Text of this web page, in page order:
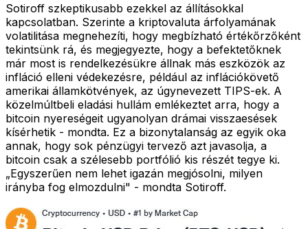
Sotiroff szkeptikusabb ezekkel az állításokkal
kapcsolatban. Szerinte a kriptovaluta árfolyamának
volatilitása megnehezíti, hogy megbízható értékőrzőként
tekintsünk rá, és megjegyezte, hogy a befektetőknek
már most is rendelkezésükre állnak más eszközök az
infláció elleni védekezésre, például az inflációkövető
amerikai államkötvények, az úgynevezett TIPS-ek. A
közelmúltbeli eladási hullám emlékeztet arra, hogy a
bitcoin nyereségeit ugyanolyan drámai visszaesések
kísérhetik - mondta. Ez a bizonytalanság az egyik oka
annak, hogy sok pénzügyi tervező azt javasolja, a
bitcoin csak a szélesebb portfólió kis részét tegye ki.
„Egyszerűen nem lehet igazán megjósolni, milyen
irányba fog elmozdulni" - mondta Sotiroff.